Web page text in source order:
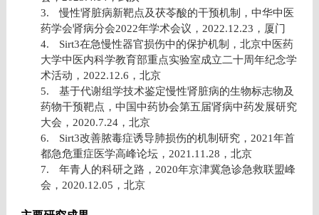
3.
慢性肾脏病新靶点及茯苓酸的干预机制，中华中医
药学会肾病分会2022年学术会议， 2022.12.23 ，厦门
4.
Sirt3在急慢性器官损伤中的保护机制，北京中医药
大学中医内科学教育部重点实验室成立二十周年纪念学
术活动， 2022.12.6 ，北京
5.
基于代谢组学技术鉴定慢性肾脏病的生物标志物及
药物干预靶点，中国中药协会第五届肾病中药发展研究
大会， 2020.7.24，北京
6.
Sirt3改善脓毒症诱导肺损伤的机制研究， 2021年首
都急危重症医学高峰论坛， 2021.11.28 ，北京
7.
年青人的科研之路， 2020年京津冀急诊急救联盟峰
会， 2020.12.05 ，北京